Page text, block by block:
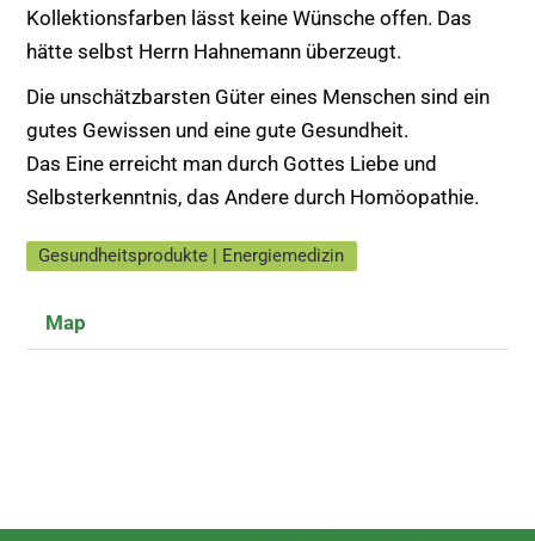
Kollektionsfarben lässt keine Wünsche offen. Das
hätte selbst Herrn Hahnemann überzeugt.
Die unschätzbarsten Güter eines Menschen sind ein
gutes Gewissen und eine gute Gesundheit.
Das Eine erreicht man durch Gottes Liebe und
Selbsterkenntnis, das Andere durch Homöopathie.
Gesundheitsprodukte | Energiemedizin
Map